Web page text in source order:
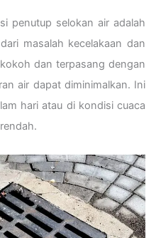
penutup selokan air adalah
masalah kecelakaan dan
dan terpasang dengan
air dapat diminimalkan. Ini
hari atau di kondisi cuaca